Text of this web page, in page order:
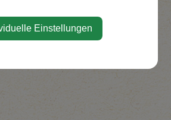
Einstellungen